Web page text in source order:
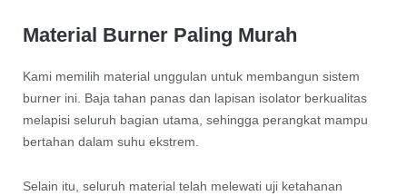
Material Burner Paling Murah
Kami memilih material unggulan untuk membangun sistem
burner ini. Baja tahan panas dan lapisan isolator berkualitas
melapisi seluruh bagian utama, sehingga perangkat mampu
bertahan dalam suhu ekstrem.
Selain itu, seluruh material telah melewati uji ketahanan